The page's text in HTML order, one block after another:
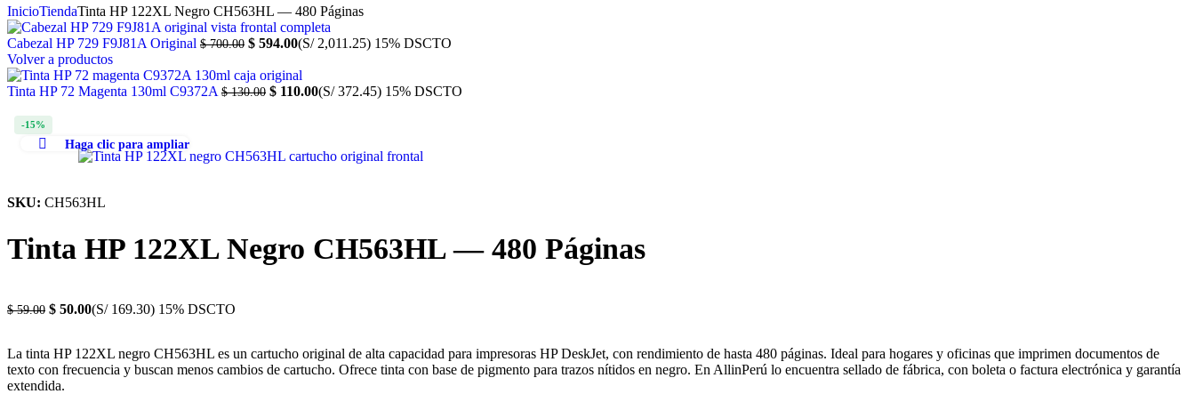
InicioTiendaTinta HP 122XL Negro CH563HL — 480 Páginas
Cabezal HP 729 F9J81A Original $700.00 $ 594.00(S/ 2,011.25) 15% DSCTO
Volver a productos
Tinta HP 72 Magenta 130ml C9372A $130.00 $ 110.00(S/ 372.45) 15% DSCTO
-15%
Haga clic para ampliar
SKU: CH563HL
Tinta HP 122XL Negro CH563HL — 480 Páginas
$59.00 $ 50.00(S/ 169.30) 15% DSCTO
La tinta HP 122XL negro CH563HL es un cartucho original de alta capacidad para impresoras HP DeskJet, con rendimiento de hasta 480 páginas. Ideal para hogares y oficinas que imprimen documentos de
texto con frecuencia y buscan menos cambios de cartucho. Ofrece tinta con base de pigmento para trazos nítidos en negro. En AllinPerú lo encuentra sellado de fábrica, con boleta o factura electrónica y garantía
extendida.